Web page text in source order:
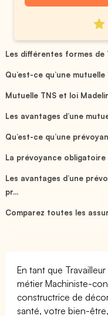
Les différentes formes de
Qu’est-ce qu’une
Mutuelle TNS et loi
Les avantages d’une
Qu’est-ce qu’une
La prévoyance obligatoire
Les avantages d’une
pr...
Comparez toutes les
En tant que
métier Machiniste-
constructrice de
santé, votre bien-